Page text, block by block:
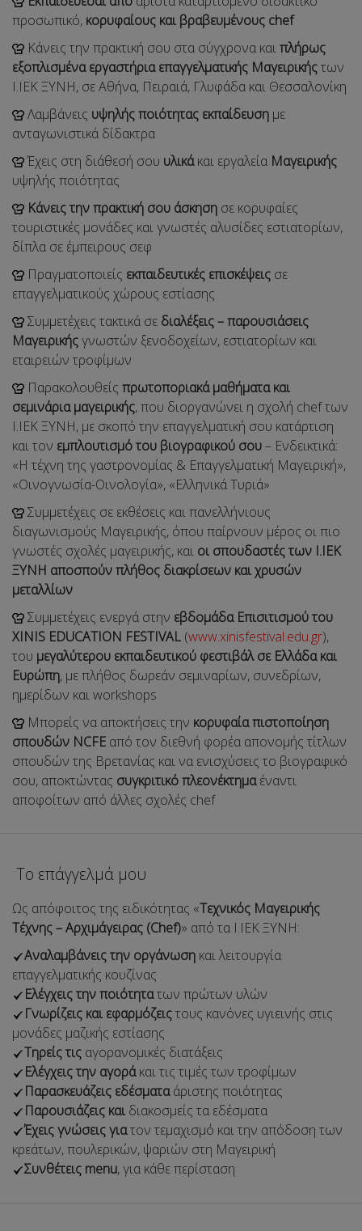
προσωπικό, κορυφαίους και βραβευμένους chef
Κάνεις την πρακτική σου στα σύγχρονα καιπλήρως
εξοπλισμένα εργαστήρια επαγγελματικής Μαγειρικήςτων
Ι.ΙΕΚ ΞΥΝΗ, σε Αθήνα, Πειραιά, Γλυφάδα και Θεσσαλονίκη
Λαμβάνεις υψηλής ποιότητας εκπαίδευση με
ανταγωνιστικά δίδακτρα
Έχεις στη διάθεσή σου υλικάκαι εργαλεία Μαγειρικής
υψηλής ποιότητας
Κάνεις την πρακτική σου άσκηση σε κορυφαίες
τουριστικές μονάδες και γνωστές αλυσίδες εστιατορίων,
δίπλα σε έμπειρους σεφ
Πραγματοποιείς εκπαιδευτικές επισκέψεις σε
επαγγελματικούς χώρους εστίασης
Συμμετέχεις τακτικά σε διαλέξεις – παρουσιάσεις
Μαγειρικήςγνωστών ξενοδοχείων, εστιατορίων και
εταιρειών τροφίμων
Παρακολουθείς πρωτοποριακά μαθήματα και
σεμινάρια μαγειρικής, που διοργανώνει η σχολή chef των
Ι.ΙΕΚ ΞΥΝΗ, με σκοπό την επαγγελματική σου κατάρτιση
και τον εμπλουτισμό του βιογραφικού σου– Ενδεικτικά:
«Η τέχνη της γαστρονομίας & Επαγγελματική Μαγειρική»,
«Οινογνωσία-Οινολογία», «Ελληνικά Τυριά»
Συμμετέχεις σε εκθέσεις και πανελλήνιους
διαγωνισμούς Μαγειρικής, όπου παίρνουν μέρος οι πιο
γνωστές σχολές μαγειρικής, και οι σπουδαστές των Ι.ΙΕΚ
ΞΥΝΗ αποσπούν πλήθος διακρίσεων και χρυσών
μεταλλίων
Συμμετέχεις ενεργά στην εβδομάδα Επισιτισμού του
XINIS EDUCATION FESTIVAL (www.xinisfestival.edu.gr),
του μεγαλύτερου εκπαιδευτικού φεστιβάλ σε Ελλάδα και
Ευρώπη, με πλήθος δωρεάν σεμιναρίων, συνεδρίων,
ημερίδων και workshops
Μπορείς να αποκτήσεις την κορυφαία πιστοποίηση
σπουδών NCFE από τον διεθνή φορέα απονομής τίτλων
σπουδών της Βρετανίας και να ενισχύσεις το βιογραφικό
σου, αποκτώντας συγκριτικό πλεονέκτημαέναντι
αποφοίτων από άλλες σχολές chef
Το επάγγελμά μου
Ως απόφοιτος της ειδικότητας «Τεχνικός Μαγειρικής
Τέχνης – Αρχιμάγειρας (Chef)» από τα Ι.ΙΕΚ ΞΥΝΗ:
Αναλαμβάνεις την οργάνωση και λειτουργία
επαγγελματικής κουζίνας
Ελέγχεις την ποιότητατων πρώτων υλών
Γνωρίζεις και εφαρμόζειςτους κανόνες υγιεινής στις
μονάδες μαζικής εστίασης
Τηρείς τις αγορανομικές διατάξεις
Ελέγχεις την αγοράκαι τις τιμές των τροφίμων
Παρασκευάζεις εδέσματαάριστης ποιότητας
Παρουσιάζεις και διακοσμείς τα εδέσματα
Έχεις γνώσεις γιατον τεμαχισμό και την απόδοση των
κρεάτων, πουλερικών, ψαριών στη Μαγειρική
Συνθέτεις menu, για κάθε περίσταση